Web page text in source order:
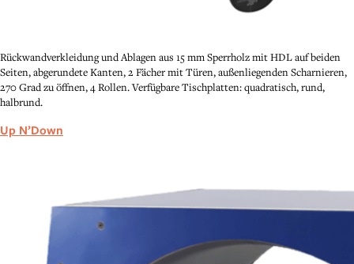
Rückwandverkleidung und Ablagen aus 15 mm Sperrholz mit HDL auf beiden
Seiten, abgerundete Kanten, 2 Fächer mit Türen, außenliegenden Scharnieren,
270 Grad zu öffnen, 4 Rollen. Verfügbare Tischplatten: quadratisch, rund,
halbrund.
Up N’Down